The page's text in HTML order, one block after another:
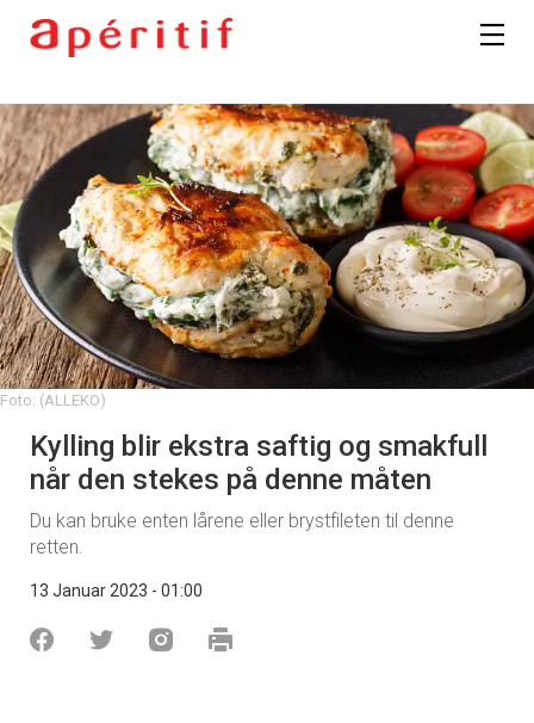
Foto: (ALLEKO)
Kylling blir ekstra saftig og smakfull
når den stekes på denne måten
Du kan bruke enten lårene eller brystfileten til denne
retten.
13 Januar 2023 - 01:00